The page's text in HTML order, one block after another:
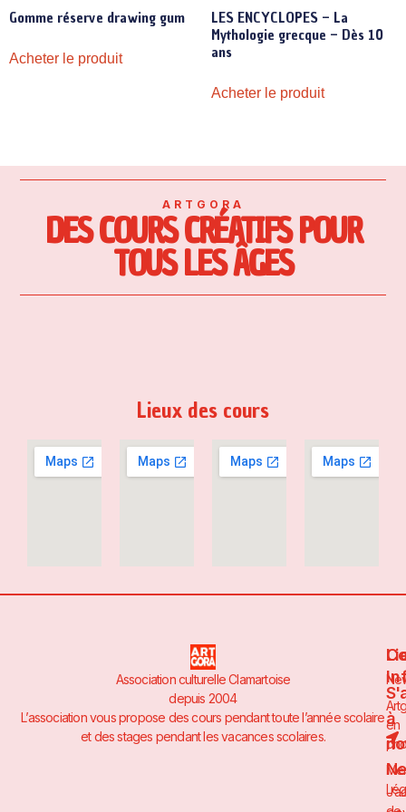
Gomme réserve drawing gum
Acheter le produit
LES ENCYCLOPES – La
Mythologie grecque – Dès 10
ans
Acheter le produit
ARTGORA
DES COURS CRÉATIFS POUR
TOUS LES ÂGES
Lieux des cours
Association culturelle Clamartoise
depuis 2004
L’association vous propose des cours pendant toute l’année scolaire
et des stages pendant les vacances scolaires.
en
à